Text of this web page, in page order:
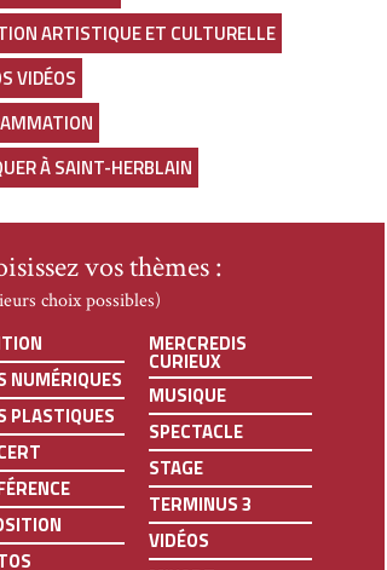
ARTISTIQUE ET CULTURELLE
VIDÉOS
À SAINT-HERBLAIN
vos thèmes :
choix possibles)
NUMÉRIQUES
PLASTIQUES
MERCREDIS
CURIEUX
MUSIQUE
SPECTACLE
STAGE
TERMINUS 3
VIDÉOS